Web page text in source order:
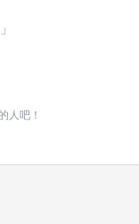
人吧！
自定义
者提升权
6位以上